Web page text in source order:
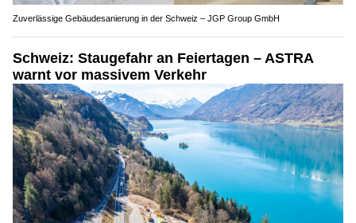
Zuverlässige Gebäudesanierung in der Schweiz – JGP Group GmbH
Schweiz: Staugefahr an Feiertagen – ASTRA
warnt vor massivem Verkehr